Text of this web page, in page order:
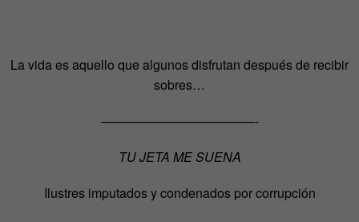
La vida es aquello que algunos disfrutan después de recibir
sobres…
————————————-
TU JETA ME SUENA
Ilustres imputados y condenados por corrupción